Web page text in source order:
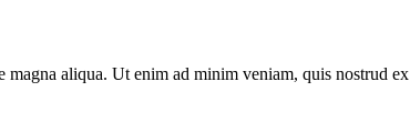
aliqua. Ut enim ad minim veniam, quis nostrud ex